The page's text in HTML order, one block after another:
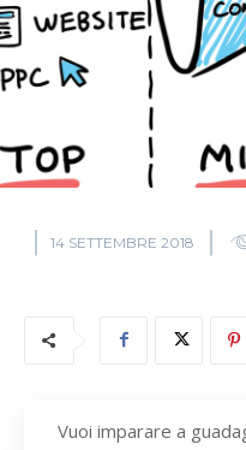
14 SETTEMBRE 2018
Vuoi imparare a